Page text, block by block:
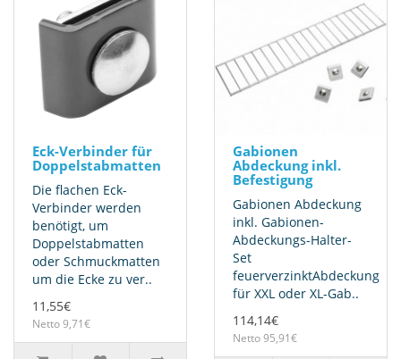
Eck-Verbinder für
Doppelstabmatten
Die flachen Eck-
Verbinder werden
benötigt, um
Doppelstabmatten
oder Schmuckmatten
um die Ecke zu ver..
11,55€
Netto 9,71€
Gabionen
Abdeckung inkl.
Befestigung
Gabionen Abdeckung
inkl. Gabionen-
Abdeckungs-Halter-
Set
feuerverzinktAbdeckung
für XXL oder XL-Gab..
114,14€
Netto 95,91€